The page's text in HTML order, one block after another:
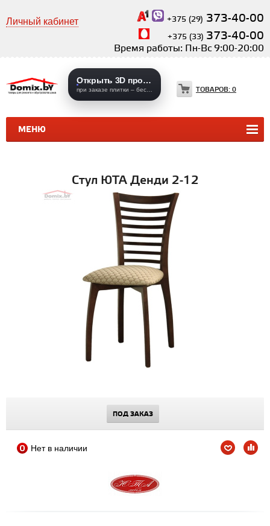
Личный кабинет +375 (29) 373-40-00
+375 (33) 373-40-00
Время работы: Пн-Вс 9:00-20:00
МЕНЮ
Открыть 3D проекты
ТОВАРОВ: 0
КЕРАМИЧЕСКАЯ ПЛИТКА
Стул ЮТА Денди 2-12
ПОД ЗАКАЗ
Нет в наличии